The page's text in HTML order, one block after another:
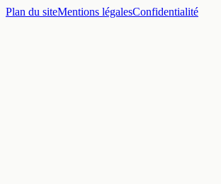
Plan du siteMentions légalesConfidentialité